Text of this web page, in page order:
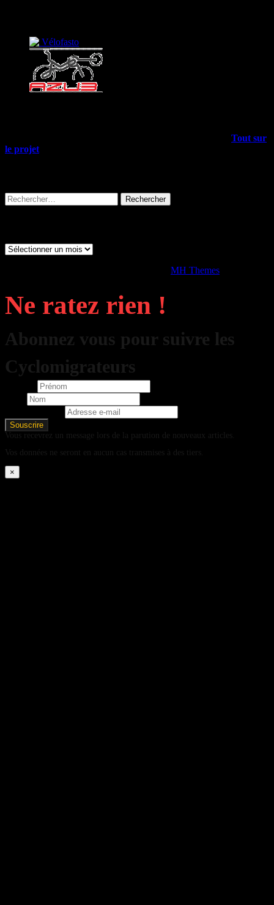
Tout sur
le projet
Rechercher :
Archives
MH Themes
Ne ratez rien !
Abonnez vous pour suivre les
Cyclomigrateurs
Vous recevrez un message lors de la parution de nouveaux articles.
Vos données ne seront en aucun cas transmises à des tiers.
×